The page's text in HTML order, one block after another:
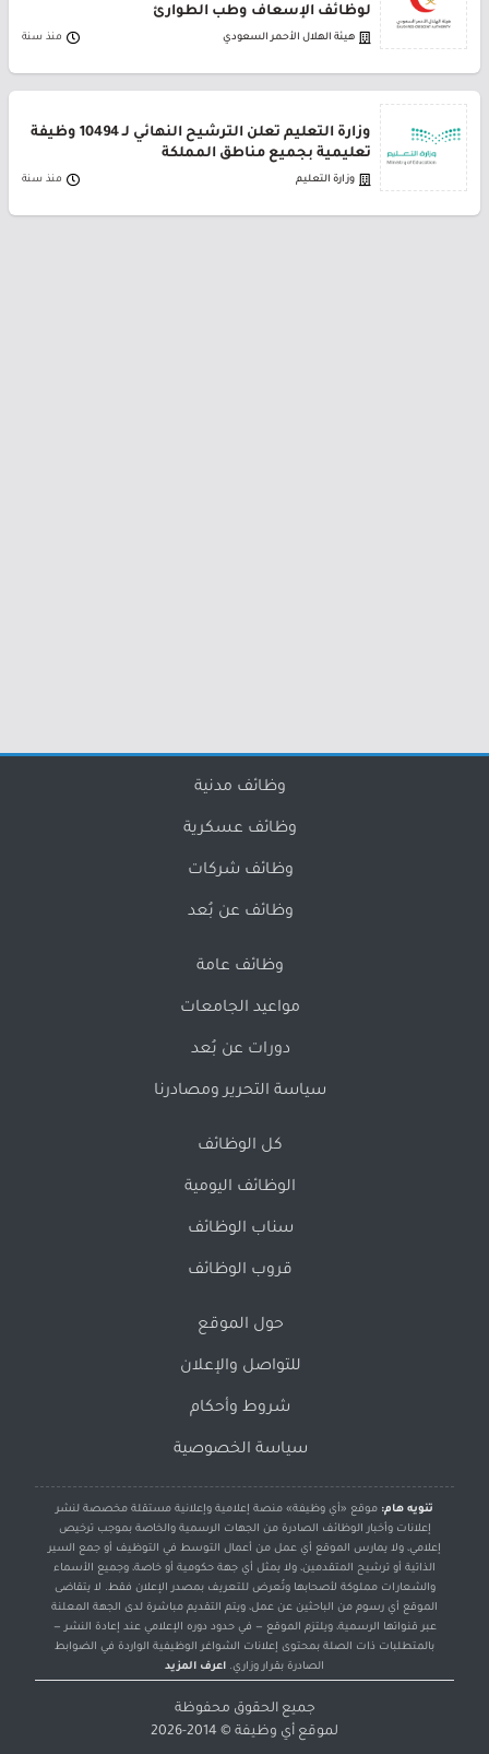
لوظائف الإسعاف وطب الطوارئ
هيئة الهلال الأحمر السعودي منذ سنة
وزارة التعليم تعلن الترشيح النهائي لـ 10494 وظيفة
تعليمية بجميع مناطق المملكة
وزارة التعليم منذ سنة
وظائف مدنية
وظائف عسكرية
وظائف شركات
وظائف عن بُعد
وظائف عامة
مواعيد الجامعات
دورات عن بُعد
سياسة التحرير ومصادرنا
كل الوظائف
الوظائف اليومية
سناب الوظائف
قروب الوظائف
حول الموقع
للتواصل والإعلان
شروط وأحكام
سياسة الخصوصية
تنويه هام: موقع «أي وظيفة» منصة إعلامية وإعلانية مستقلة مخصصة لنشر
إعلانات وأخبار الوظائف الصادرة من الجهات الرسمية والخاصة بموجب ترخيص
إعلامي، ولا يمارس الموقع أي عمل من أعمال التوسط في التوظيف أو جمع السير
الذاتية أو ترشيح المتقدمين، ولا يمثل أي جهة حكومية أو خاصة، وجميع الأسماء
والشعارات مملوكة لأصحابها وتُعرض للتعريف بمصدر الإعلان فقط. لا يتقاضى
الموقع أي رسوم من الباحثين عن عمل، ويتم التقديم مباشرة لدى الجهة المعلنة
عبر قنواتها الرسمية، ويلتزم الموقع — في حدود دوره الإعلامي عند إعادة النشر —
بالمتطلبات ذات الصلة بمحتوى إعلانات الشواغر الوظيفية الواردة في الضوابط
الصادرة بقرار وزاري. اعرف المزيد
جميع الحقوق محفوظة
لموقع أي وظيفة © 2014-2026